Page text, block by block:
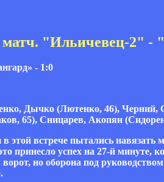
"Ильичевец-2" -
- 1:0
Дычко (Лютенко, 46),
65), Сницарев, Акопян
этой встрече пытались
принесло успех на 27-й минуте,
но оборона под